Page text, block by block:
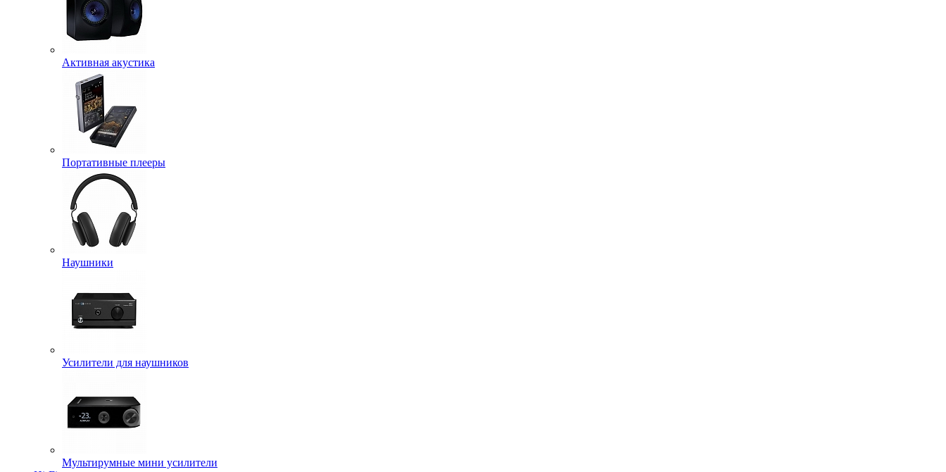
Активная акустика
Портативные плееры
Наушники
Усилители для наушников
Мультирумные мини усилители